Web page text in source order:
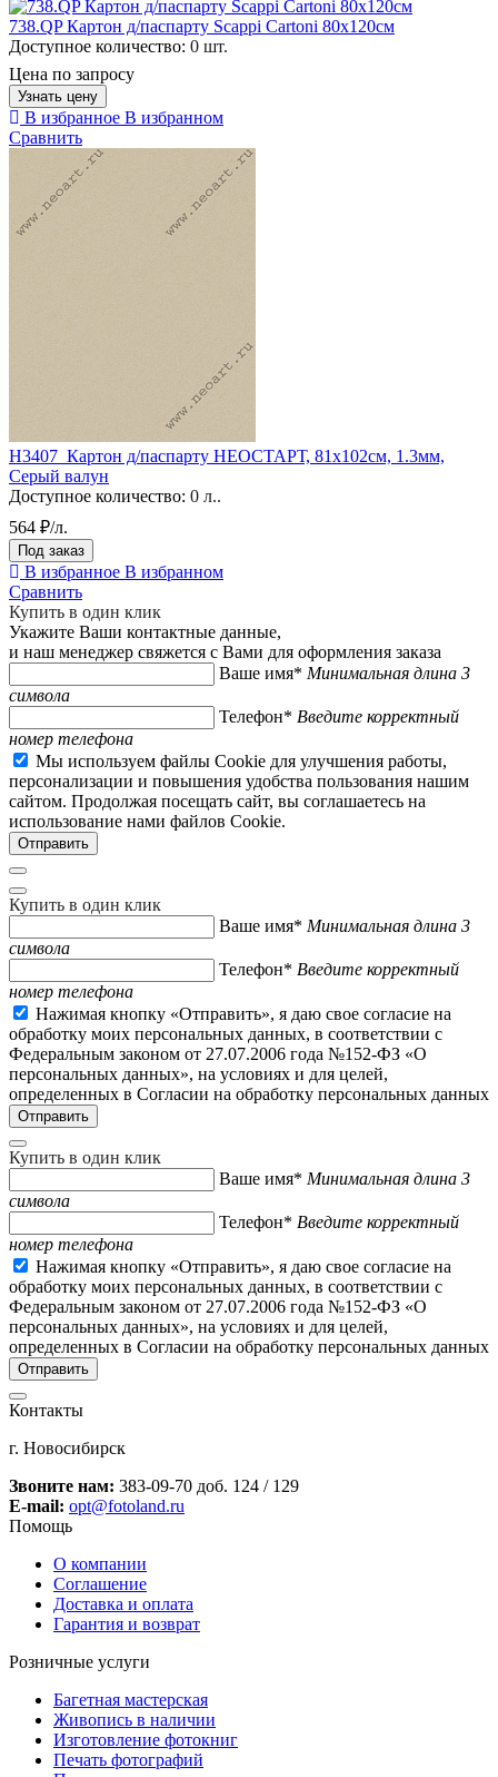
738.QP Картон д/паспарту Scappi Cartoni 80х120см
Доступное количество: 0 шт.
Цена по запросу
Узнать цену
В избранное В избранном
Сравнить
H3407_Картон д/паспарту НЕОСТАРТ, 81x102см, 1.3мм,
Серый валун
Доступное количество: 0 л..
564 ₽/л.
Под заказ
В избранное В избранном
Сравнить
Купить в один клик
Укажите Ваши контактные данные,
и наш менеджер свяжется с Вами для оформления заказа
Ваше имя* Минимальная длина 3
символа
Телефон* Введите корректный
номер телефона
Мы используем файлы Cookie для улучшения работы,
персонализации и повышения удобства пользования нашим
сайтом. Продолжая посещать сайт, вы соглашаетесь на
использование нами файлов Cookie.
Купить в один клик
Ваше имя* Минимальная длина 3
символа
Телефон* Введите корректный
номер телефона
Нажимая кнопку «Отправить», я даю свое согласие на
обработку моих персональных данных, в соответствии с
Федеральным законом от 27.07.2006 года №152-ФЗ «О
персональных данных», на условиях и для целей,
определенных в Согласии на обработку персональных данных
Купить в один клик
Ваше имя* Минимальная длина 3
символа
Телефон* Введите корректный
номер телефона
Нажимая кнопку «Отправить», я даю свое согласие на
обработку моих персональных данных, в соответствии с
Федеральным законом от 27.07.2006 года №152-ФЗ «О
персональных данных», на условиях и для целей,
определенных в Согласии на обработку персональных данных
Контакты
г. Новосибирск
Звоните нам: 383-09-70 доб. 124 / 129
E-mail: opt@fotoland.ru
Помощь
О компании
Соглашение
Доставка и оплата
Гарантия и возврат
Розничные услуги
Багетная мастерская
Живопись в наличии
Изготовление фотокниг
Печать фотографий